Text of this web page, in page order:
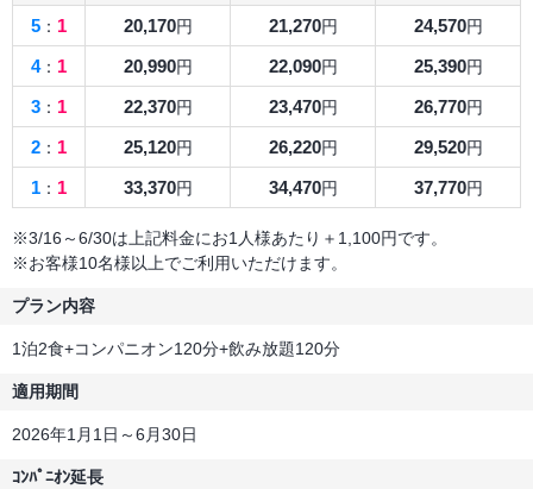
5 ： 1 20,170円 21,270円 24,570円
4： 1 20,990円 22,090円 25,390円
3 ： 1 22,370円 23,470円 26,770円
2 ： 1 25,120円 26,220円 29,520円
1 ： 1 33,370円 34,470円 37,770円
※3/16～6/30は上記料金にお1人様あたり＋1,100円です。
※お客様10名様以上でご利用いただけます。
プラン内容
1泊2食+コンパニオン120分+飲み放題120分
適用期間
2026年1月1日～6月30日
ｺﾝﾊﾟﾆｵﾝ延長